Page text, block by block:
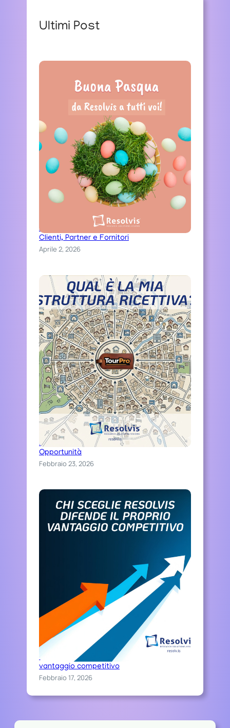
E
L
I
S
!
Ultimi Post
Auguri di una serena Pasqua ai nostri
Clienti, Partner e Fornitori
Aprile 2, 2026
Distinguiti Online, Trasforma Ospitalità in
Opportunità
Febbraio 23, 2026
Chi sceglie Resolvis difende il proprio
vantaggio competitivo
Febbraio 17, 2026